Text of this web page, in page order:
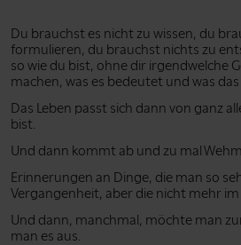
Du brauchst es nicht zu wissen, du
formulieren, du brauchst nichts zu
so wie du bist, ohne dir irgendwelche
machen, was es bedeutet und was
Das Leben passt sich dann von ganz
bist.
Und dann kommt ab und zu mal
Erinnerungen an Dinge, die man so
Vergangenheit, aber die nicht mehr im
Und dann, manchmal, möchte man
man es aus.